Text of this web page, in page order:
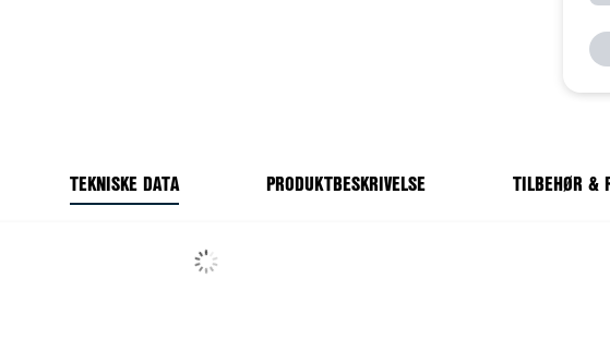
TEKNISKE DATA PRODUKTBESKRIVELSE TILBEHØR &